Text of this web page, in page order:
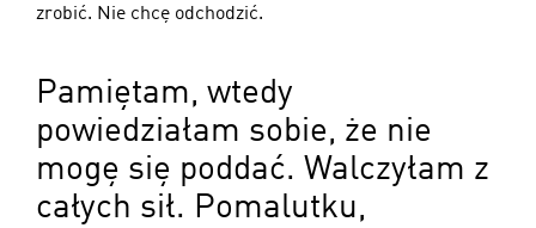
zrobić. Nie chcę odchodzić.
Pamiętam, wtedy
powiedziałam sobie, że nie
mogę się poddać. Walczyłam z
całych sił. Pomalutku,